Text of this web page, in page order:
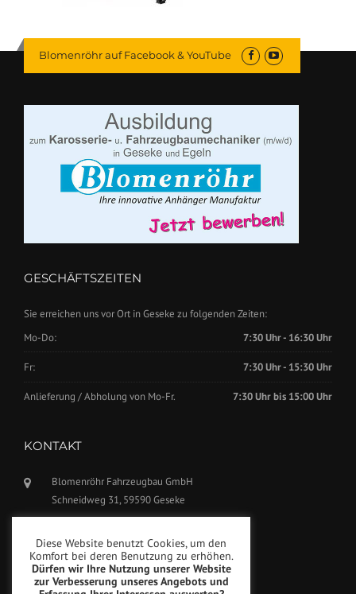
Blomenröhr auf Facebook & YouTube
GESCHÄFTSZEITEN
Sie erreichen uns vor Ort in Geseke zu folgenden Zeiten:
Mo-Do:
7:30 Uhr - 16:30 Uhr
Fr: 7:30 Uhr - 15:30 Uhr
Anlieferung / Abholung von Mo-Fr. 7:30 Uhr bis 15:00 Uhr
KONTAKT
Blomenröhr Fahrzeugbau GmbH
Schneidweg 31, 59590 Geseke
Fax: +49(0)2942-5799777
info@blomenroehr.com
Diese Website benutzt Cookies, um den
Komfort bei deren Benutzung zu erhöhen.
Dürfen wir Ihre Nutzung unserer Website
zur Verbesserung unseres Angebots und